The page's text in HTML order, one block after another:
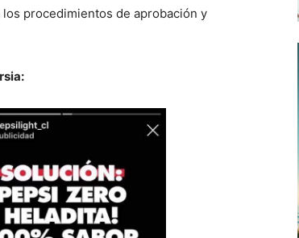
los procedimientos de aprobación y